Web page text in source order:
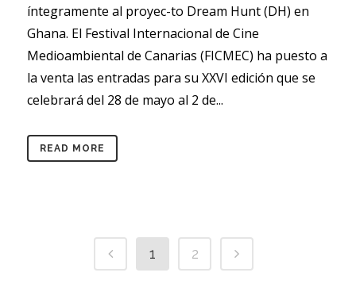
íntegramente al proyec-to Dream Hunt (DH) en
Ghana. El Festival Internacional de Cine
Medioambiental de Canarias (FICMEC) ha puesto a
la venta las entradas para su XXVI edición que se
celebrará del 28 de mayo al 2 de...
READ MORE
1 2